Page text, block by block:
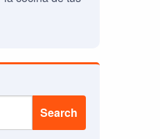
Search